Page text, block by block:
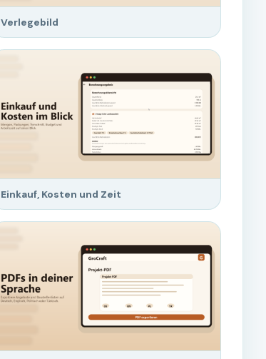
Verlegebild
Einkauf, Kosten und Zeit